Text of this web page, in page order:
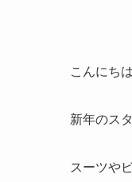
こんにちは
新年のス
スーツや